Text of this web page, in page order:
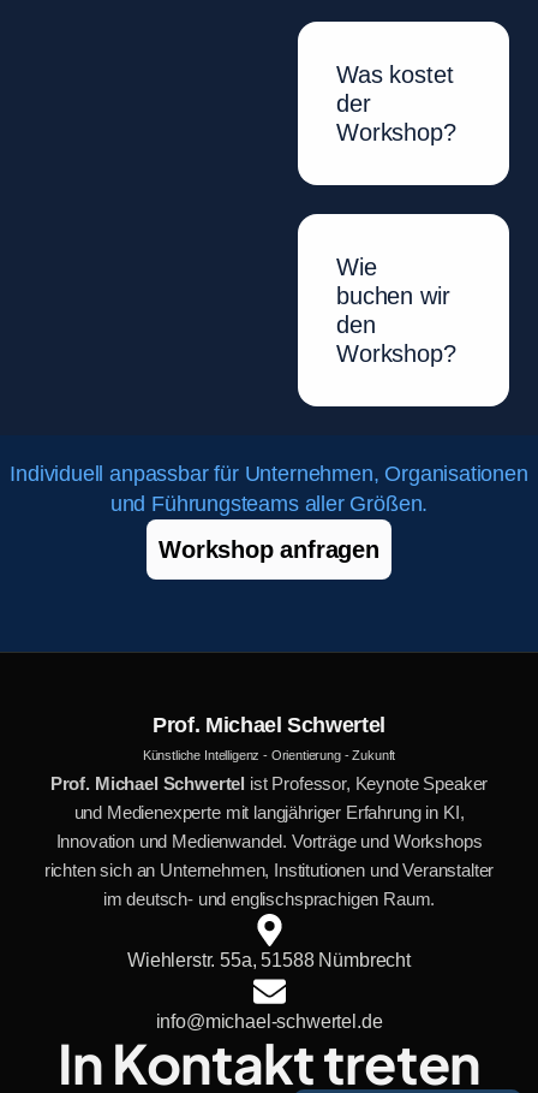
Was kostet
der
Workshop?
Wie
buchen wir
den
Workshop?
Individuell anpassbar für Unternehmen, Organisationen
und Führungsteams aller Größen.
Workshop anfragen
Prof. Michael Schwertel
Künstliche Intelligenz - Orientierung - Zukunft
Prof. Michael Schwertel ist Professor, Keynote Speaker
und Medienexperte mit langjähriger Erfahrung in KI,
Innovation und Medienwandel. Vorträge und Workshops
richten sich an Unternehmen, Institutionen und Veranstalter
im deutsch- und englischsprachigen Raum.
Wiehlerstr. 55a, 51588 Nümbrecht
info@michael-schwertel.de
In Kontakt treten